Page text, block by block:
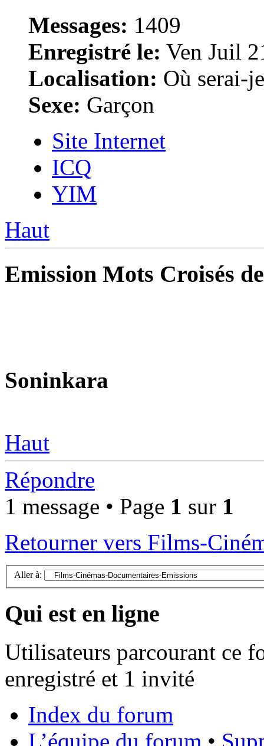
Messages: 1409
Enregistré le: Ven Juil
Localisation: Où serai-
Sexe: Garçon
Site Internet
ICQ
YIM
Haut
Emission Mots Croisés
Soninkara
Haut
Répondre
1 message • Page 1 sur 1
Retourner vers Films-
Aller à:
Qui est en ligne
Utilisateurs parcourant ce
enregistré et 1 invité
Index du forum
L’équipe du forum •